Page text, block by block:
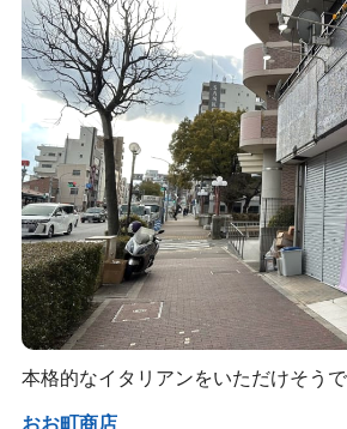
本格的なイタリアンをいただけそう
おお町商店